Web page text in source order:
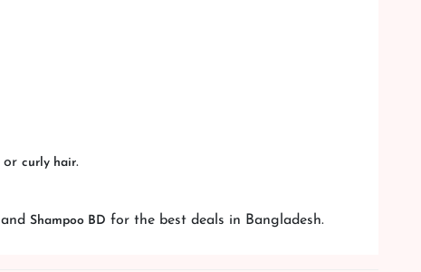
or curly hair.
and Shampoo BD for the best deals in Bangladesh.